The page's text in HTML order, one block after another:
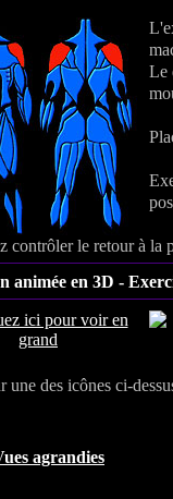
Le
contrôler le retour à la
animée en 3D -
une des icônes ci-
agrandies